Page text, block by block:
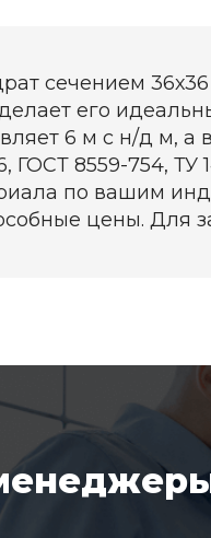
сечением
его
6 м с н/д м, а
ГОСТ 8559-754,
по вашим
цены. Для